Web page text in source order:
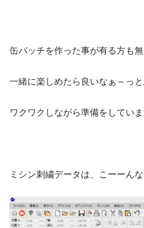
缶バッチを作った事が有る方も
一緒に楽しめたら良いなぁ～っ
ワクワクしながら準備をしてい
ミシン刺繍データは、こーーん